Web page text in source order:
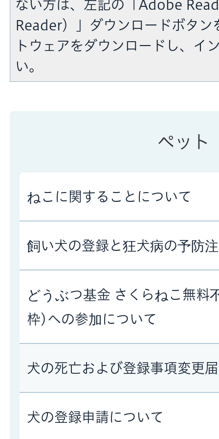
ない方は、左記の「Adobe
Reader）」ダウンロードボタン
トウェアをダウンロードし、イ
い。
ペット
ねこに関することについて
飼い犬の登録と狂犬病の予防
どうぶつ基金 さくらねこ無料
枠)への参加について
犬の死亡および登録事項変更
犬の登録申請について